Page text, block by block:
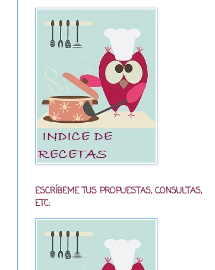
ESCRÍBEME TUS PROPUESTAS, CONSULTAS,
ETC: